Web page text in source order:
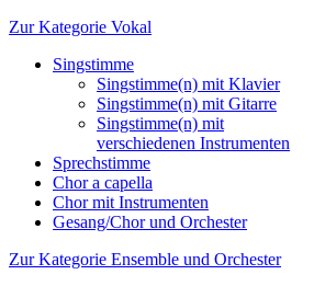
Zur Kategorie Vokal
Singstimme
Singstimme(n) mit Klavier
Singstimme(n) mit Gitarre
Singstimme(n) mit
verschiedenen Instrumenten
Sprechstimme
Chor a capella
Chor mit Instrumenten
Gesang/Chor und Orchester
Zur Kategorie Ensemble und Orchester